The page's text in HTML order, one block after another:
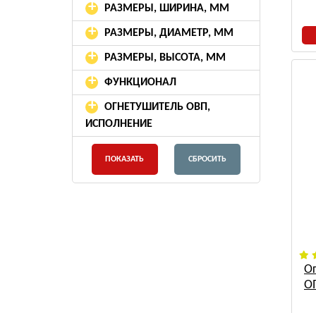
+ РАЗМЕРЫ, ШИРИНА, ММ
+ РАЗМЕРЫ, ДИАМЕТР, ММ
+ РАЗМЕРЫ, ВЫСОТА, ММ
+ ФУНКЦИОНАЛ
+
ОГНЕТУШИТЕЛЬ ОВП,
ИСПОЛНЕНИЕ